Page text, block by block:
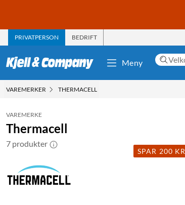
PRIVATPERSON BEDRIFT
Meny
VAREMERKER THERMACELL
VAREMERKE
Thermacell
7 produkter
SPAR 200 KR